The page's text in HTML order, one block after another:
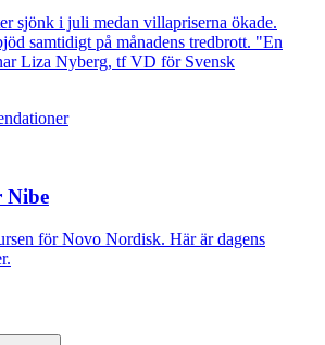
sjönk i juli medan villapriserna ökade.
samtidigt på månadens tredbrott. "En
Liza Nyberg, tf VD för Svensk
för Novo Nordisk. Här är dagens